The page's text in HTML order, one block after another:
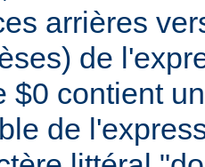
arrières
de
$0 contient
de